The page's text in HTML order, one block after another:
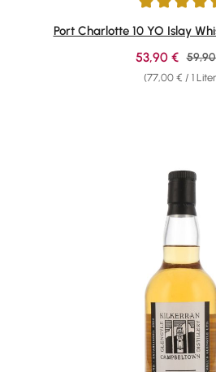
Durchschnittliche Bewertung von
Port Charlotte 10 YO Islay
(77,00 € / 1
53,90 €